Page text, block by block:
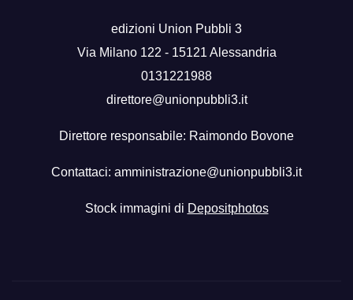
edizioni Union Pubbli 3
Via Milano 122 - 15121 Alessandria
0131221988
direttore@unionpubbli3.it
Direttore responsabile: Raimondo Bovone
Contattaci: amministrazione@unionpubbli3.it
Stock immagini di Depositphotos